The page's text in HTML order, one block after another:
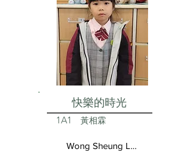
快樂的時光
1A1 黃相霖
Wong Sheung Lam